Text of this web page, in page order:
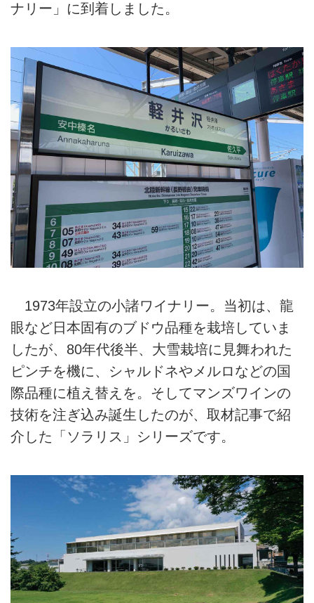
ナリー」に到着しました。
1973年設立の小諸ワイナリー。当初は、龍
眼など日本固有のブドウ品種を栽培していま
したが、80年代後半、大雪栽培に見舞われた
ピンチを機に、シャルドネやメルロなどの国
際品種に植え替えを。そしてマンズワインの
技術を注ぎ込み誕生したのが、取材記事で紹
介した「ソラリス」シリーズです。